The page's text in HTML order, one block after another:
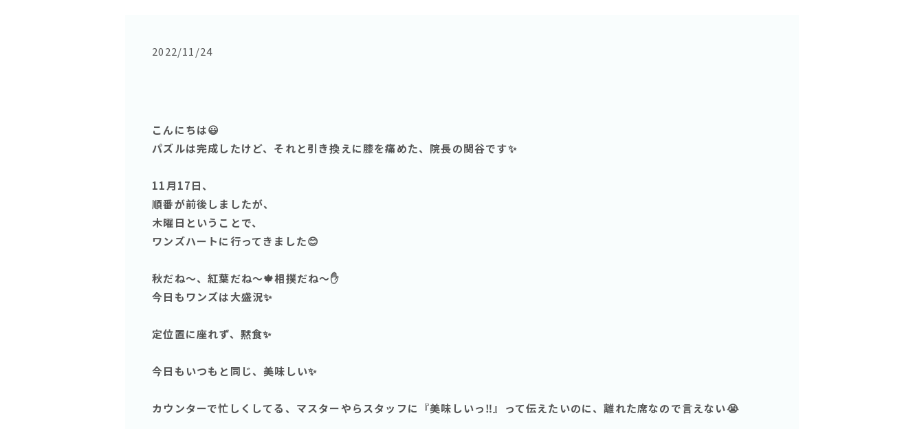
2022/11/24
こんにちは😃
パズルは完成したけど、それと引き換えに膝を痛めた、院長の関谷です✨
11月17日、
順番が前後しましたが、
木曜日ということで、
ワンズハートに行ってきました😊
秋だね〜、紅葉だね〜🍁相撲だね〜✋
今日もワンズは大盛況✨
定位置に座れず、黙食✨
今日もいつもと同じ、美味しい✨
カウンターで忙しくしてる、マスターやらスタッフに『美味しいっ‼️』って伝えたいのに、離れた席なので言えない😭